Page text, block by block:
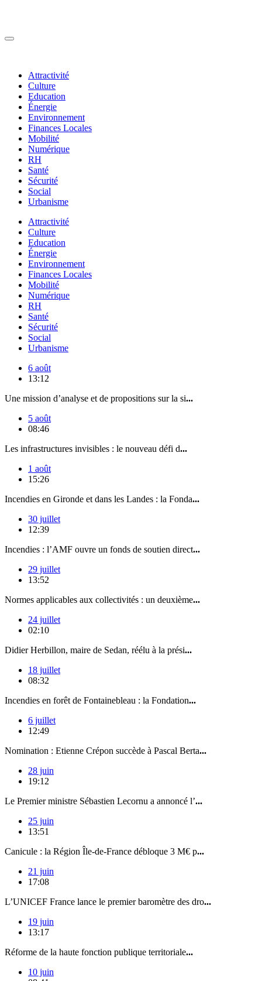
Attractivité
Culture
Education
Énergie
Environnement
Finances Locales
Mobilité
Numérique
RH
Santé
Sécurité
Social
Urbanisme
Attractivité
Culture
Education
Énergie
Environnement
Finances Locales
Mobilité
Numérique
RH
Santé
Sécurité
Social
Urbanisme
6 août
13:12
Une mission d’analyse et de propositions sur la si...
5 août
08:46
Les infrastructures invisibles : le nouveau défi d...
1 août
15:26
Incendies en Gironde et dans les Landes : la Fonda...
30 juillet
12:39
Incendies : l’AMF ouvre un fonds de soutien direct...
29 juillet
13:52
Normes applicables aux collectivités : un deuxième...
24 juillet
02:10
Didier Herbillon, maire de Sedan, réélu à la prési...
18 juillet
08:32
Incendies en forêt de Fontainebleau : la Fondation...
6 juillet
12:49
Nomination : Etienne Crépon succède à Pascal Berta...
28 juin
19:12
Le Premier ministre Sébastien Lecornu a annoncé l’...
25 juin
13:51
Canicule : la Région Île-de-France débloque 3 M€ p...
21 juin
17:08
L’UNICEF France lance le premier baromètre des dro...
19 juin
13:17
Réforme de la haute fonction publique territoriale...
10 juin